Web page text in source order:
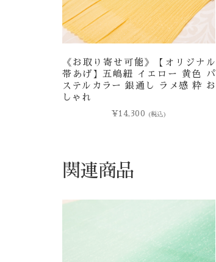
《お取り寄せ可能》【オリジナル
帯あげ】五嶋紐 イエロー 黄色 パ
ステルカラー 銀通し ラメ感 粋 お
しゃれ
¥14,300 (税込)
関連商品